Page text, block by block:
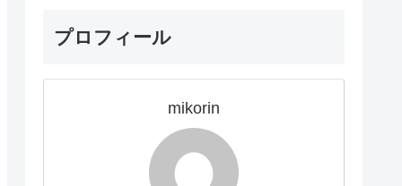
プロフィール
mikorin